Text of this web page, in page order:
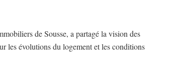
de Sousse, a partagé la vision des
les évolutions du logement et les conditions